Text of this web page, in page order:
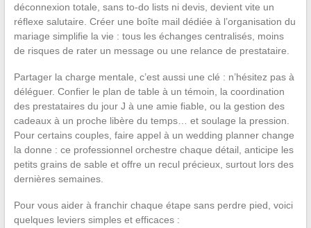
déconnexion totale, sans to-do lists ni devis, devient vite un
réflexe salutaire. Créer une boîte mail dédiée à l’organisation du
mariage simplifie la vie : tous les échanges centralisés, moins
de risques de rater un message ou une relance de prestataire.
Partager la charge mentale, c’est aussi une clé : n’hésitez pas à
déléguer. Confier le plan de table à un témoin, la coordination
des prestataires du jour J à une amie fiable, ou la gestion des
cadeaux à un proche libère du temps… et soulage la pression.
Pour certains couples, faire appel à un wedding planner change
la donne : ce professionnel orchestre chaque détail, anticipe les
petits grains de sable et offre un recul précieux, surtout lors des
dernières semaines.
Pour vous aider à franchir chaque étape sans perdre pied, voici
quelques leviers simples et efficaces :